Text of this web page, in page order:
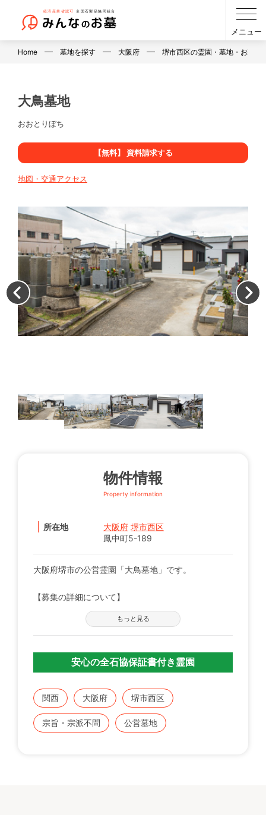
メニュー
Home 墓地を探す 大阪府 堺市西区の霊園・墓地・お墓
大鳥墓地
おおとりぼち
【無料】 資料請求する
地図・交通アクセス
物件情報
Property information
所在地 大阪府 堺市西区
鳳中町5-189
大阪府堺市の公営霊園「大鳥墓地」です。
【募集の詳細について】
管轄の自治体窓口へお問い合わせください。
※募集は不定期で、申込に際する諸条件がございま
す。
既にこちらに区画をお持ちの方で、お持ちのお墓を建
ッフが無料でご相談をお受けします。
お気軽にみんなのお墓 お問い合わせ窓口【0120-12-
1440】までご連絡ください。
もっと見る
安心の全石協保証書付き霊園
関西 大阪府 堺市西区
宗旨・宗派不問 公営墓地